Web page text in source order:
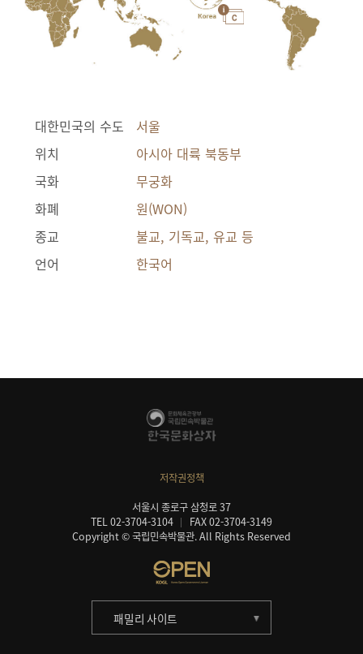
대한민국의 수도
서울
위치
아시아 대륙 북동부
국화
무궁화
화폐
원(WON)
종교
불교, 기독교, 유교 등
언어
한국어
저작권정책
서울시 종로구 삼청로 37
TEL 02-3704-3104
FAX 02-3704-3149
Copyright © 국립민속박물관. All Rights Reserved
패밀리 사이트